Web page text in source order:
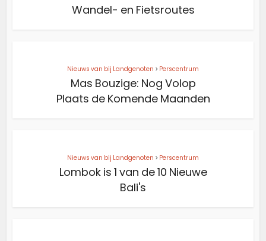
Wandel- en Fietsroutes
Nieuws van bij Landgenoten > Perscentrum
Mas Bouzige: Nog Volop
Plaats de Komende Maanden
Nieuws van bij Landgenoten > Perscentrum
Lombok is 1 van de 10 Nieuwe
Bali's